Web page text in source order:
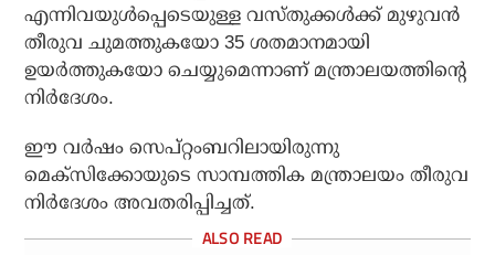
എന്നിവയുൾപ്പെടെയുള്ള വസ്തുക്കൾക്ക് മുഴുവൻ
തീരുവ ചുമത്തുകയോ 35 ശതമാനമായി
ഉയർത്തുകയോ ചെയ്യുമെന്നാണ് മന്ത്രാലയത്തിന്റെ
നിർദേശം.
ഈ വർഷം സെപ്റ്റംബറിലായിരുന്നു
മെക്സിക്കോയുടെ സാമ്പത്തിക മന്ത്രാലയം തീരുവ
നിർദേശം അവതരിപ്പിച്ചത്.